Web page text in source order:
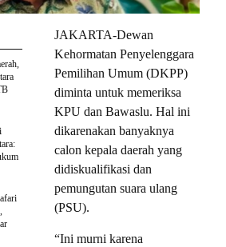
JAKARTA-Dewan
Kehormatan Penyelenggara
Pemilihan Umum (DKPP)
diminta untuk memeriksa
KPU dan Bawaslu. Hal ini
dikarenakan banyaknya
calon kepala daerah yang
didiskualifikasi dan
pemungutan suara ulang
(PSU).
“Ini murni karena